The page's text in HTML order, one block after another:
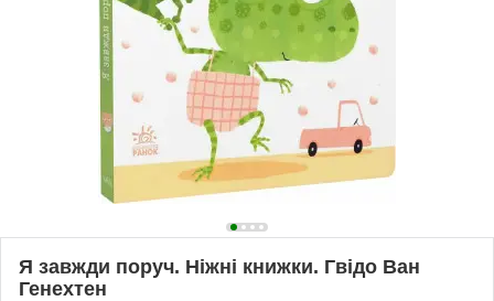
Я завжди поруч. Ніжні книжки. Гвідо Ван
Генехтен